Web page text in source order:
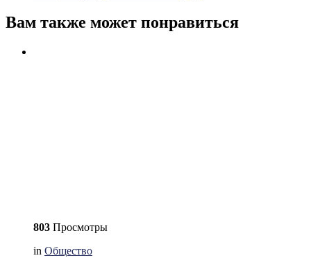
Вам также может понравиться
803 Просмотры
in Общество